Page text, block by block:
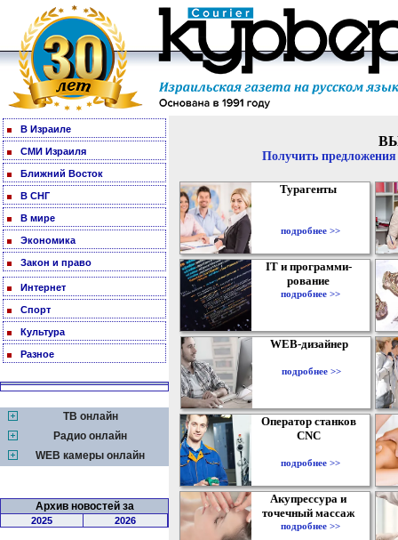
В Израиле
СМИ Израиля
Ближний Восток
В СНГ
В мире
Экономика
Закон и право
Интернет
Спорт
Культура
Разное
ТВ онлайн
Радио онлайн
WEB камеры онлайн
Архив новостей за
2025 2026
Получить
Турагенты
подробнее >>
IT и программи-
рование
подробнее >>
WEB-дизайнер
подробнее >>
Оператор станков
CNC
подробнее >>
Акупрессура и
точечный массаж
подробнее >>